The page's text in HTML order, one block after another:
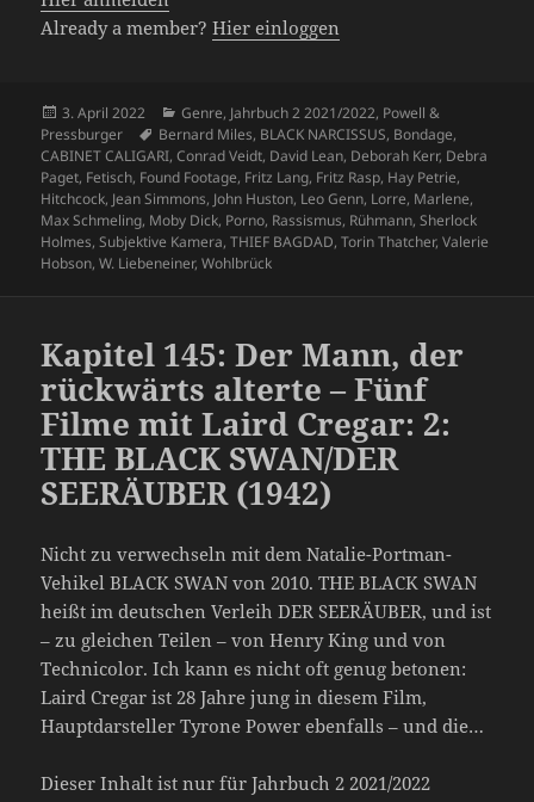
Already a member?Hier einloggen
Veröffentlicht
am
3. April 2022 Kategorien
Genre, Jahrbuch 2 2021/2022, Powell &
Pressburger
Schlagwörter
Bernard Miles, BLACK NARCISSUS, Bondage,
CABINET CALIGARI,Conrad Veidt, David Lean, Deborah Kerr, Debra
Paget, Fetisch, Found Footage, Fritz Lang, Fritz Rasp, Hay Petrie,
Hitchcock, Jean Simmons, John Huston, Leo Genn, Lorre, Marlene,
Max Schmeling, Moby Dick, Porno, Rassismus, Rühmann,Sherlock
Holmes,Subjektive Kamera,THIEF BAGDAD,Torin Thatcher,Valerie
Hobson,W. Liebeneiner,Wohlbrück
Kapitel 145: Der Mann, der
rückwärts alterte – Fünf
Filme mit Laird Cregar: 2:
THE BLACK SWAN/DER
SEERÄUBER (1942)
Nicht zu verwechseln mit dem Natalie-Portman-
Vehikel BLACK SWAN von 2010. THE BLACK SWAN
heißt im deutschen Verleih DER SEERÄUBER, und ist
– zu gleichen Teilen – von Henry King und von
Technicolor. Ich kann es nicht oft genug betonen:
Laird Cregar ist 28 Jahre jung in diesem Film,
Hauptdarsteller Tyrone Power ebenfalls – und die…
Dieser Inhalt ist nur für Jahrbuch 2 2021/2022